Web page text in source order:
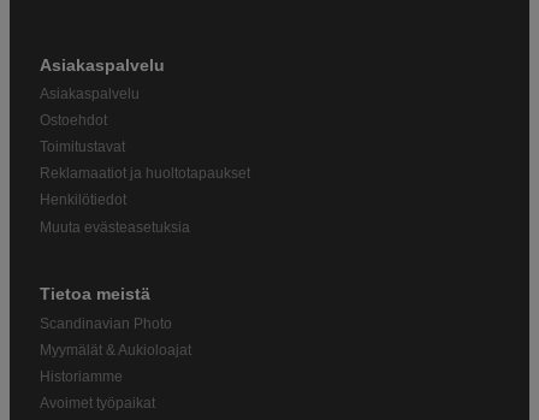
Asiakaspalvelu
Asiakaspalvelu
Ostoehdot
Toimitustavat
Reklamaatiot ja huoltotapaukset
Henkilötiedot
Muuta evästeasetuksia
Tietoa meistä
Scandinavian Photo
Myymälät & Aukioloajat
Historiamme
Avoimet työpaikat